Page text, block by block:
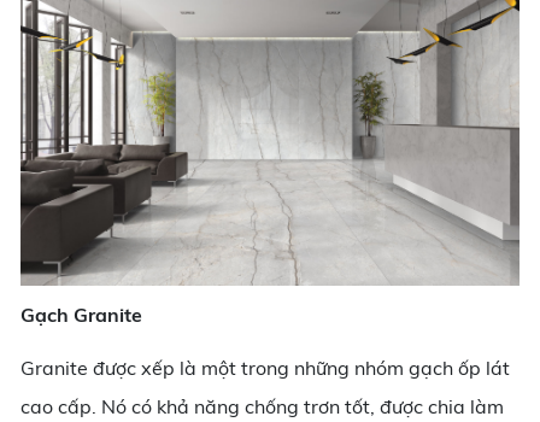
Gạch Granite
Granite được xếp là một trong những nhóm gạch ốp lát
cao cấp. Nó có khả năng chống trơn tốt, được chia làm